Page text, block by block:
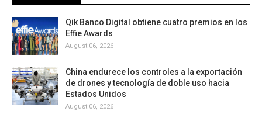
Qik Banco Digital obtiene cuatro premios en los
Effie Awards
August 06, 2026
China endurece los controles a la exportación
de drones y tecnología de doble uso hacia
Estados Unidos
August 06, 2026